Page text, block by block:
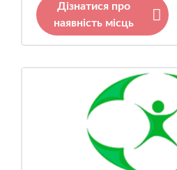
Дізнатися про
наявність місць